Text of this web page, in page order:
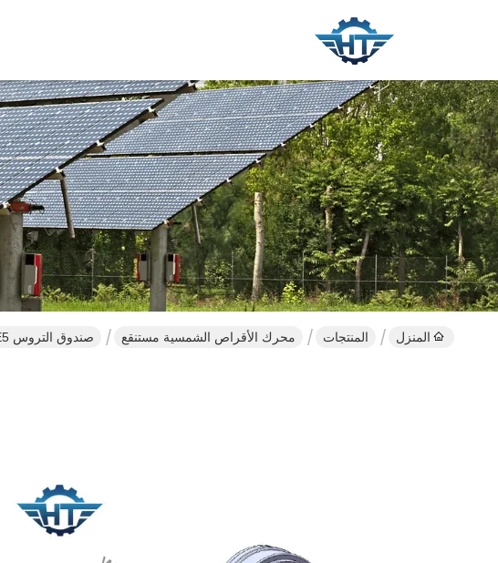
المنزل المنتجات محرك الأقراص الشمسية مستنقع صندوق التروس SDE5 ذو عزم الدوران العالي لعزم الدوران العالي لملامسة الأسنان مع محرك نيما لمحطة الطاقة الشمسية